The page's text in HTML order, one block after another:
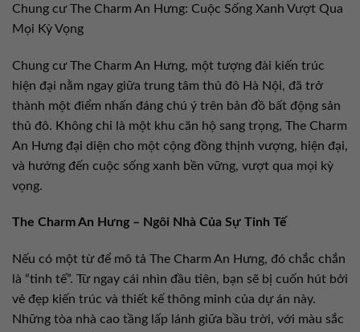
Chung cư The Charm An Hưng: Cuộc Sống Xanh Vượt Qua
Mọi Kỳ Vọng
Chung cư The Charm An Hưng, một tượng đài kiến trúc
hiện đại nằm ngay giữa trung tâm thủ đô Hà Nội, đã trở
thành một điểm nhấn đáng chú ý trên bản đồ bất động sản
thủ đô. Không chỉ là một khu căn hộ sang trọng, The Charm
An Hưng đại diện cho một cộng đồng thịnh vượng, hiện đại,
và hướng đến cuộc sống xanh bền vững, vượt qua mọi kỳ
vọng.
The Charm An Hưng – Ngôi Nhà Của Sự Tinh Tế
Nếu có một từ để mô tả The Charm An Hưng, đó chắc chắn
là “tinh tế”. Từ ngay cái nhìn đầu tiên, bạn sẽ bị cuốn hút bởi
vẻ đẹp kiến trúc và thiết kế thông minh của dự án này.
Những tòa nhà cao tầng lấp lánh giữa bầu trời, với màu sắc